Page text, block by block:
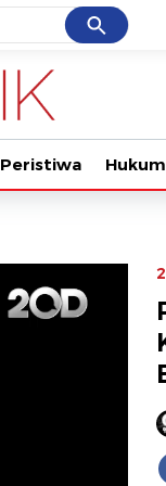
Cancel
Tonton kabar terbaru
Peristiwa Hukum